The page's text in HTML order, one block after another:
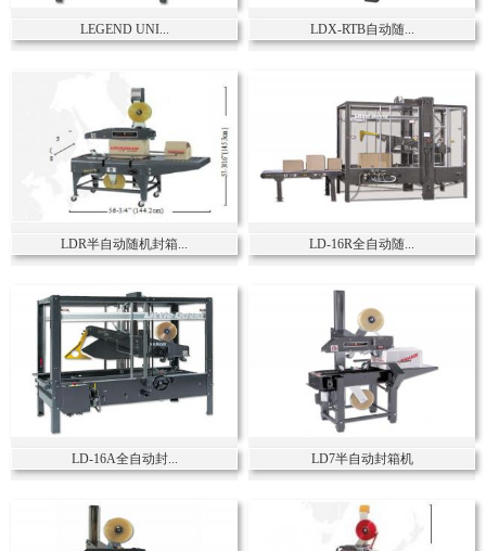
LEGEND UNI... LDX-RTB自动随...
LDR半自动随机封箱... LD-16R全自动随...
LD-16A全自动封... LD7半自动封箱机